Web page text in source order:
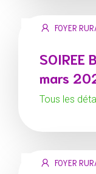
FOYER
SOIREE
mars
Tous les
FOYER